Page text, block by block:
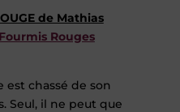
de Mathias
Rouges
est chassé de son
Seul, il ne peut que